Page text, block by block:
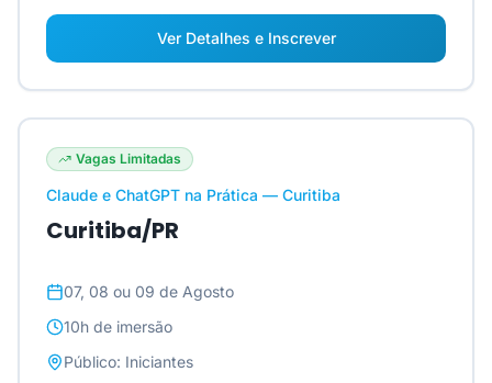
Ver Detalhes e Inscrever
Vagas Limitadas
Claude e ChatGPT na Prática — Curitiba
Curitiba/PR
07, 08 ou 09 de Agosto
10h de imersão
Público: Iniciantes